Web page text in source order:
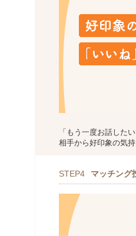
「もう一度お話した
相手から好印象の気
STEP4 マッチング